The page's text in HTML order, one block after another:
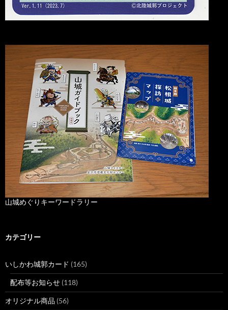
山城めぐりキーワードラリー
カテゴリー
いしかわ城郭カード (165)
配布等お知らせ (118)
オリジナル商品 (56)